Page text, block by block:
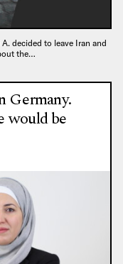
decided to leave Iran and
the…
Germany.
would be